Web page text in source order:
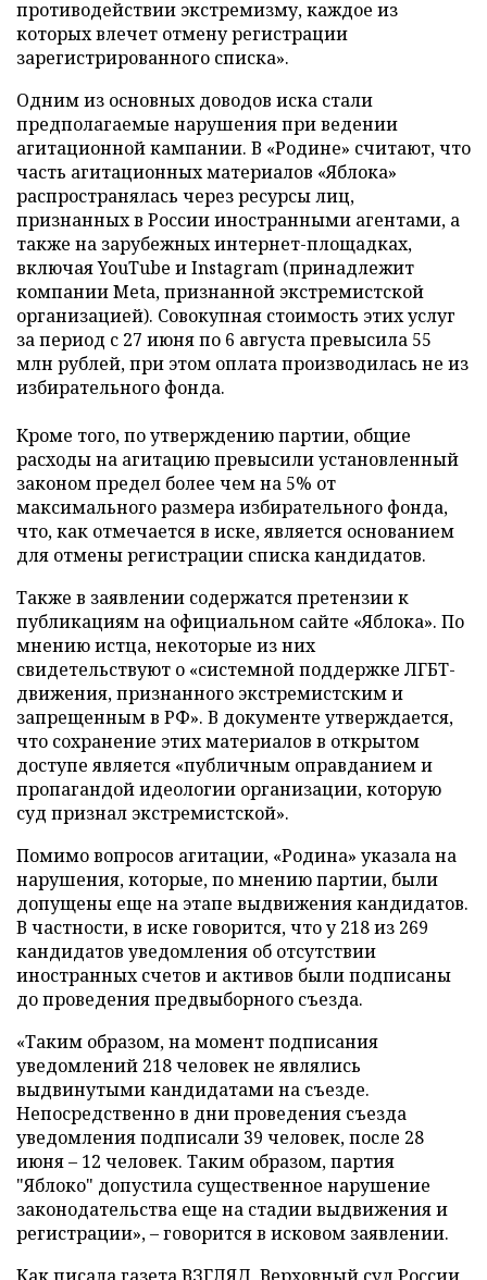
противодействии экстремизму, каждое из
которых влечет отмену регистрации
зарегистрированного списка».
Одним из основных доводов иска стали
предполагаемые нарушения при ведении
агитационной кампании. В «Родине» считают, что
часть агитационных материалов «Яблока»
распространялась через ресурсы лиц,
признанных в России иностранными агентами, а
также на зарубежных интернет-площадках,
включая YouTube и Instagram (принадлежит
компании Meta, признанной экстремистской
организацией). Совокупная стоимость этих услуг
за период с 27 июня по 6 августа превысила 55
млн рублей, при этом оплата производилась не из
избирательного фонда.
Кроме того, по утверждению партии, общие
расходы на агитацию превысили установленный
законом предел более чем на 5% от
максимального размера избирательного фонда,
что, как отмечается в иске, является основанием
для отмены регистрации списка кандидатов.
Также в заявлении содержатся претензии к
публикациям на официальном сайте «Яблока». По
мнению истца, некоторые из них
свидетельствуют о «системной поддержке ЛГБТ-
движения, признанного экстремистским и
запрещенным в РФ». В документе утверждается,
что сохранение этих материалов в открытом
доступе является «публичным оправданием и
пропагандой идеологии организации, которую
суд признал экстремистской».
Помимо вопросов агитации, «Родина» указала на
нарушения, которые, по мнению партии, были
допущены еще на этапе выдвижения кандидатов.
В частности, в иске говорится, что у 218 из 269
кандидатов уведомления об отсутствии
иностранных счетов и активов были подписаны
до проведения предвыборного съезда.
«Таким образом, на момент подписания
уведомлений 218 человек не являлись
выдвинутыми кандидатами на съезде.
Непосредственно в дни проведения съезда
уведомления подписали 39 человек, после 28
июня – 12 человек. Таким образом, партия
"Яблоко" допустила существенное нарушение
законодательства еще на стадии выдвижения и
регистрации», – говорится в исковом заявлении.